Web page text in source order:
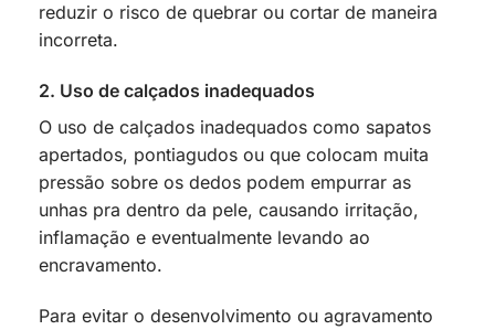
reduzir o risco de quebrar ou cortar de maneira
incorreta.
2. Uso de calçados inadequados
O uso de calçados inadequados como sapatos
apertados, pontiagudos ou que colocam muita
pressão sobre os dedos podem empurrar as
unhas pra dentro da pele, causando irritação,
inflamação e eventualmente levando ao
encravamento.
Para evitar o desenvolvimento ou agravamento